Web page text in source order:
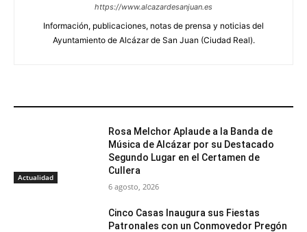
https://www.alcazardesanjuan.es
Información, publicaciones, notas de prensa y noticias del
Ayuntamiento de Alcázar de San Juan (Ciudad Real).
Actualidad
Rosa Melchor Aplaude a la Banda de
Música de Alcázar por su Destacado
Segundo Lugar en el Certamen de
Cullera
6 agosto, 2026
Cinco Casas Inaugura sus Fiestas
Patronales con un Conmovedor Pregón